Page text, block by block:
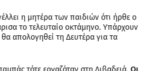
η μητέρα των παιδιών ότι ήρθε ο
το τελευταίο οκτάμηνο. Υπάρχουν
απολογηθεί τη Δευτέρα για τα